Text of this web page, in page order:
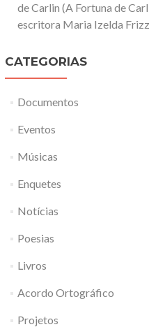
de Carlin (A Fortuna de
escritora Maria Izelda
CATEGORIAS
Documentos
Eventos
Músicas
Enquetes
Notícias
Poesias
Livros
Acordo Ortográfico
Projetos